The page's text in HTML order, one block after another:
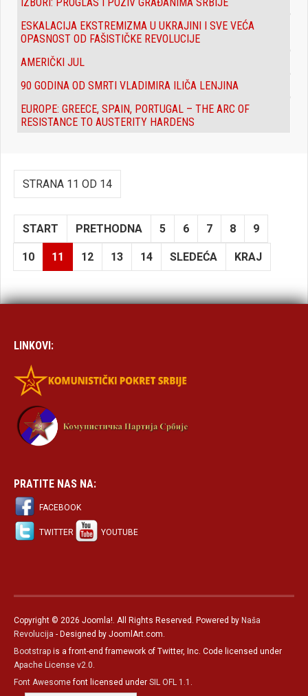
ESKALACIJA EKSTREMIZMA U UKRAJINI I SVE VEĆA
OPASNOST OD FAŠISTIČKE REVOLUCIJE
AMERIČKI JUL
90 GODINA OD SMRTI VLADIMIRA ILIČA LENJINA
EUROPE: GREECE, SPAIN, PORTUGAL – THE ARC OF
RESISTANCE TO AUSTERITY HARDENS
STRANA 11 OD 14
START PRETHODNA 5 6 7 8 9
10 11 12 13 14 SLEDEĆA KRAJ
LINKOVI:
PRATITE NAS NA:
FACEBOOK
TWITTER YOUTUBE
Copyright © 2026 Joomla!. All Rights Reserved. Powered by Naša
Revolucija - Designed by JoomlArt.com.
Bootstrap is a front-end framework of Twitter, Inc. Code licensed under
Apache License v2.0
Font Awesomefont licensed under SIL OFL 1.1